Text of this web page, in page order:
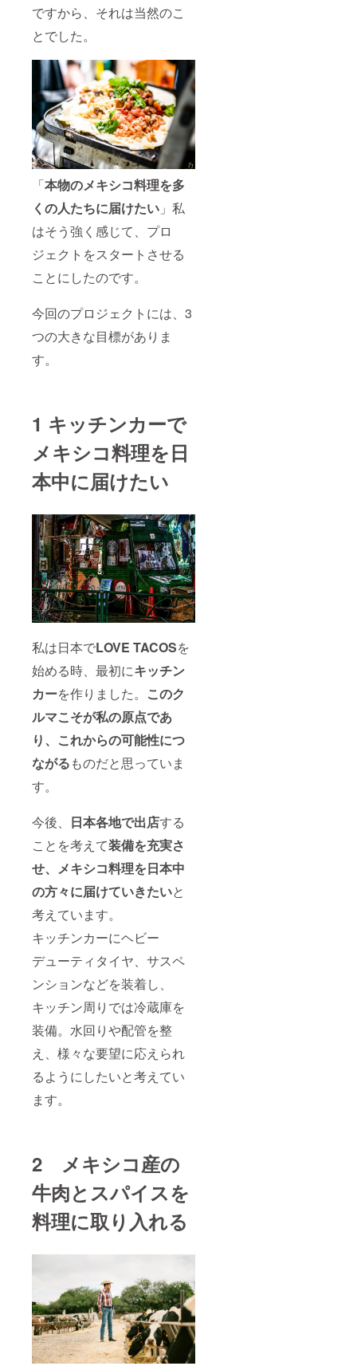
ですから、それは当然のこ
とでした。
「本物のメキシコ料理を多
くの人たちに届けたい 」私
はそう強く感じて、プロ
ジェクトをスタートさせる
ことにしたのです。
今回のプロジェクトには、3
つの大きな目標がありま
す。
1 キッチンカーで
メキシコ料理を日
本中に届けたい
私は日本でLOVE TACOSを
始める時、最初にキッチン
カーを作りました。 このク
ルマこそが私の原点であ
り、これからの可能性につ
ながるものだと思っていま
す。
今後、 日本各地で出店する
ことを考えて装備を充実さ
せ、メキシコ料理を日本中
の方々に届けていきたいと
考えています。
キッチンカーにヘビー
デューティタイヤ、サスペ
ンションなどを装着し、
キッチン周りでは冷蔵庫を
装備。水回りや配管を整
え、様々な要望に応えられ
るようにしたいと考えてい
ます。
2 メキシコ産の
牛肉とスパイスを
料理に取り入れる